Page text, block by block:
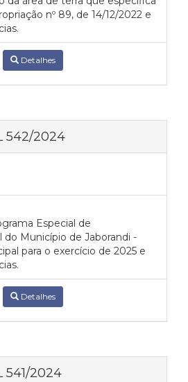
nº 89, de 14/12/2022 e
Detalhes
542/2024
Especial de
do Município de Jaborandi -
para o exercício de 2025 e
Detalhes
541/2024